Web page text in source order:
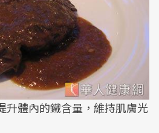
升體內的鐵含量，維持肌膚光